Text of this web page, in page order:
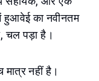
हुआवेई का नवीनतम
चल पड़ा है।
नहीं है।